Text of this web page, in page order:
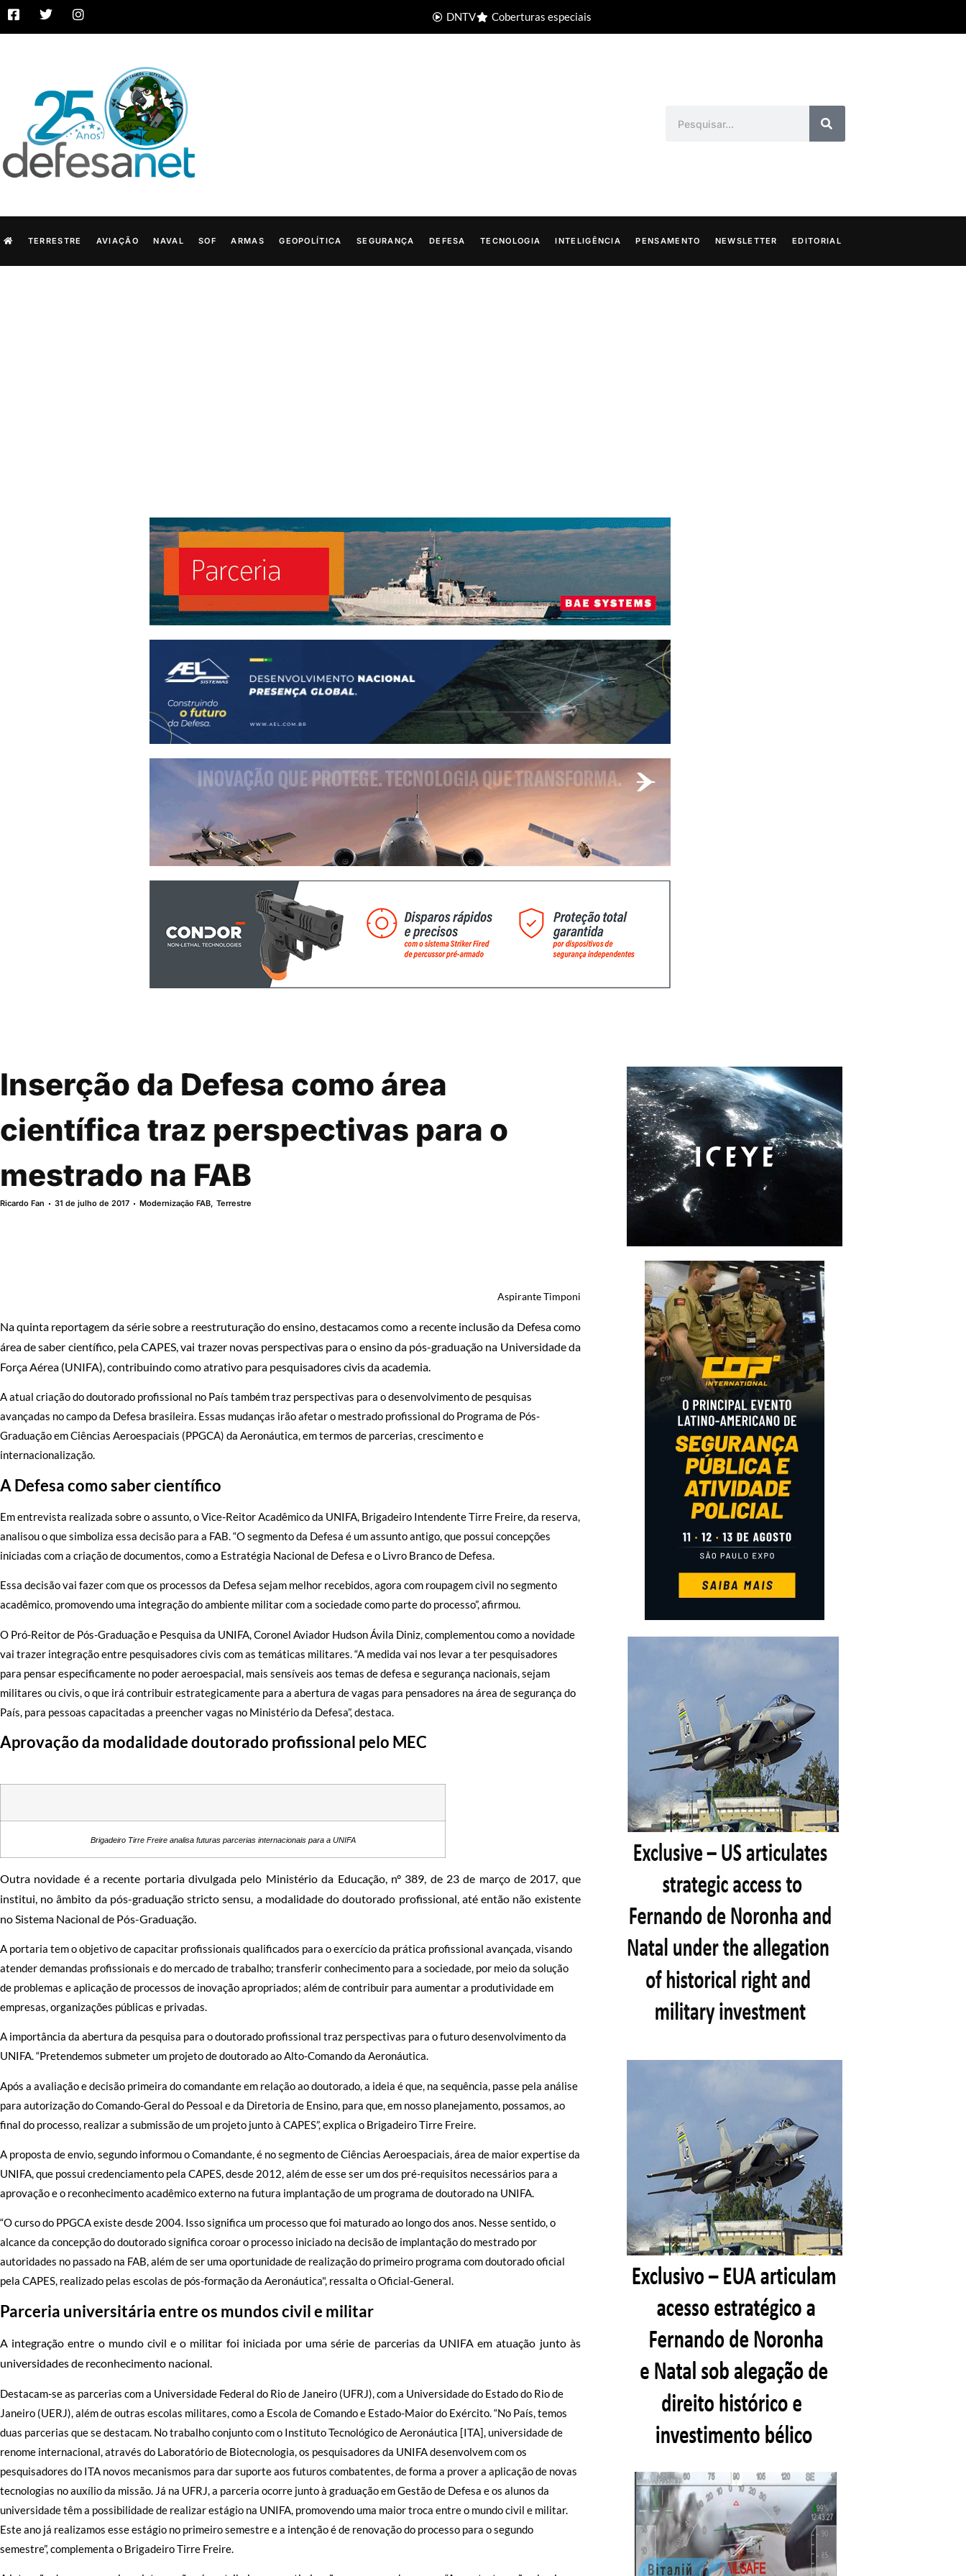
DNTV Coberturas especiais
TERRESTRE AVIAÇÃO NAVAL SOF ARMAS GEOPOLÍTICA SEGURANÇA DEFESA TECNOLOGIA INTELIGÊNCIA PENSAMENTO NEWSLETTER EDITORIAL
Inserção da Defesa como área
científica traz perspectivas para o
mestrado na FAB
Ricardo Fan 31 de julho de 2017 Modernização FAB,Terrestre
Aspirante Timponi
Na quinta reportagem da série sobre a reestruturação do ensino, destacamos como a recente inclusão da Defesa como
área de saber científico, pela CAPES, vai trazer novas perspectivas para o ensino da pós-graduação na Universidade da
Força Aérea (UNIFA), contribuindo como atrativo para pesquisadores civis da academia.
A atual criação do doutorado profissional no País também traz perspectivas para o desenvolvimento de pesquisas
avançadas no campo da Defesa brasileira. Essas mudanças irão afetar o mestrado profissional do Programa de Pós-
Graduação em Ciências Aeroespaciais (PPGCA) da Aeronáutica, em termos de parcerias, crescimento e
internacionalização.
A Defesa como saber científico
Em entrevista realizada sobre o assunto, o Vice-Reitor Acadêmico da UNIFA, Brigadeiro Intendente Tirre Freire, da reserva,
analisou o que simboliza essa decisão para a FAB. “O segmento da Defesa é um assunto antigo, que possui concepções
iniciadas com a criação de documentos, como a Estratégia Nacional de Defesa e o Livro Branco de Defesa.
Essa decisão vai fazer com que os processos da Defesa sejam melhor recebidos, agora com roupagem civil no segmento
acadêmico, promovendo uma integração do ambiente militar com a sociedade como parte do processo”, afirmou.
O Pró-Reitor de Pós-Graduação e Pesquisa da UNIFA, Coronel Aviador Hudson Ávila Diniz, complementou como a novidade
vai trazer integração entre pesquisadores civis com as temáticas militares. “A medida vai nos levar a ter pesquisadores
para pensar especificamente no poder aeroespacial, mais sensíveis aos temas de defesa e segurança nacionais, sejam
militares ou civis, o que irá contribuir estrategicamente para a abertura de vagas para pensadores na área de segurança do
País, para pessoas capacitadas a preencher vagas no Ministério da Defesa”, destaca.
Aprovação da modalidade doutorado profissional pelo MEC
Brigadeiro Tirre Freire analisa futuras parcerias internacionais para a UNIFA
Outra novidade é a recente portaria divulgada pelo Ministério da Educação, n° 389, de 23 de março de 2017, que
institui, no âmbito da pós-graduação stricto sensu, a modalidade do doutorado profissional, até então não existente
no Sistema Nacional de Pós-Graduação.
A portaria tem o objetivo de capacitar profissionais qualificados para o exercício da prática profissional avançada, visando
atender demandas profissionais e do mercado de trabalho; transferir conhecimento para a sociedade, por meio da solução
de problemas e aplicação de processos de inovação apropriados; além de contribuir para aumentar a produtividade em
empresas, organizações públicas e privadas.
A importância da abertura da pesquisa para o doutorado profissional traz perspectivas para o futuro desenvolvimento da
UNIFA. “Pretendemos submeter um projeto de doutorado ao Alto-Comando da Aeronáutica.
Após a avaliação e decisão primeira do comandante em relação ao doutorado, a ideia é que, na sequência, passe pela análise
para autorização do Comando-Geral do Pessoal e da Diretoria de Ensino, para que, em nosso planejamento, possamos, ao
final do processo, realizar a submissão de um projeto junto à CAPES”, explica o Brigadeiro Tirre Freire.
A proposta de envio, segundo informou o Comandante, é no segmento de Ciências Aeroespaciais, área de maior expertise da
UNIFA, que possui credenciamento pela CAPES, desde 2012, além de esse ser um dos pré-requisitos necessários para a
aprovação e o reconhecimento acadêmico externo na futura implantação de um programa de doutorado na UNIFA.
“O curso do PPGCA existe desde 2004. Isso significa um processo que foi maturado ao longo dos anos. Nesse sentido, o
alcance da concepção do doutorado significa coroar o processo iniciado na decisão de implantação do mestrado por
autoridades no passado na FAB, além de ser uma oportunidade de realização do primeiro programa com doutorado oficial
pela CAPES, realizado pelas escolas de pós-formação da Aeronáutica", ressalta o Oficial-General.
Parceria universitária entre os mundos civil e militar
A integração entre o mundo civil e o militar foi iniciada por uma série de parcerias da UNIFA em atuação junto às
universidades de reconhecimento nacional.
Destacam-se as parcerias com a Universidade Federal do Rio de Janeiro (UFRJ), com a Universidade do Estado do Rio de
Janeiro (UERJ), além de outras escolas militares, como a Escola de Comando e Estado-Maior do Exército. “No País, temos
duas parcerias que se destacam. No trabalho conjunto com o Instituto Tecnológico de Aeronáutica [ITA], universidade de
renome internacional, através do Laboratório de Biotecnologia, os pesquisadores da UNIFA desenvolvem com os
pesquisadores do ITA novos mecanismos para dar suporte aos futuros combatentes, de forma a prover a aplicação de novas
tecnologias no auxílio da missão. Já na UFRJ, a parceria ocorre junto à graduação em Gestão de Defesa e os alunos da
universidade têm a possibilidade de realizar estágio na UNIFA, promovendo uma maior troca entre o mundo civil e militar.
Este ano já realizamos esse estágio no primeiro semestre e a intenção é de renovação do processo para o segundo
semestre”, complementa o Brigadeiro Tirre Freire.